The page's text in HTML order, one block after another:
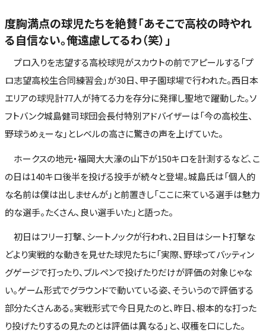
度胸満点の球児たちを絶賛「あそこで高校の時やれ
る自信ない。俺遠慮してるわ（笑）」
プロ入りを志望する高校球児がスカウトの前でアピールする「プ
ロ志望高校生合同練習会」が30日、甲子園球場で行われた。西日本
エリアの球児計77人が持てる力を存分に発揮し聖地で躍動した。ソ
フトバンク城島健司球団会長付特別アドバイザーは「今の高校生、
野球うめぇーな」とレベルの高さに驚きの声を上げていた。
ホークスの地元・福岡大大濠の山下が150キロを計測するなど、こ
の日は140キロ後半を投げる投手が続々と登場。城島氏は「個人的
な名前は僕は出しませんが」と前置きし「ここに来ている選手は魅力
的な選手。たくさん、良い選手いた」と語った。
初日はフリー打撃、シートノックが行われ、2日目はシート打撃な
どより実戦的な動きを見せた球児たちに「実際、野球ってバッティン
グゲージで打ったり、ブルペンで投げたりだけが評価の対象じゃな
い。ゲーム形式でグラウンドで動いている姿、そういうので評価する
部分たくさんある。実戦形式で今日見たのと、昨日、根本的な打った
り投げたりするの見たのとは評価は異なる」と、収穫を口にした。